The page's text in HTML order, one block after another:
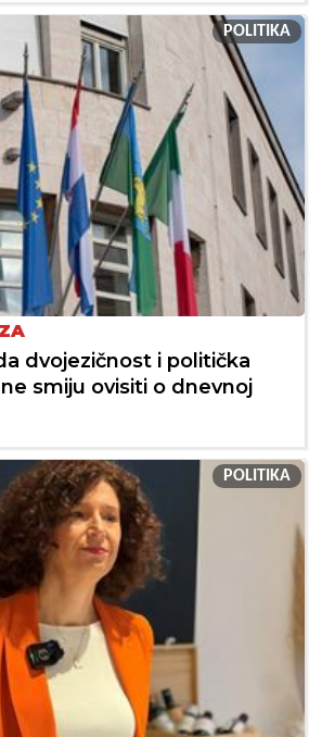
POLITIKA
dvojezičnost i politička
smiju ovisiti o dnevnoj
POLITIKA